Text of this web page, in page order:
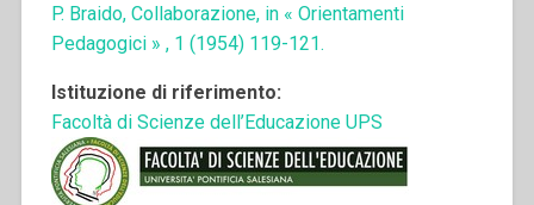
P. Braido, Collaborazione, in « Orientamenti
Pedagogici » , 1 (1954) 119-121.
Istituzione di riferimento:
Facoltà di Scienze dell’Educazione UPS